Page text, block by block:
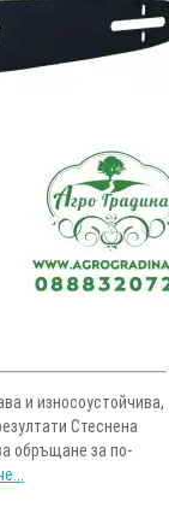
и износоустойчива,
Стеснена
обръщане за по-